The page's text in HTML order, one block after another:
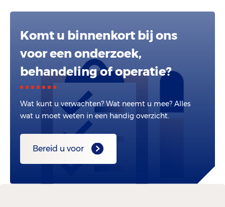
Komt u binnenkort bij ons
voor een onderzoek,
behandeling of operatie?
Wat kunt u verwachten? Wat neemt u mee? Alles
wat u moet weten in een handig overzicht.
Bereid u voor